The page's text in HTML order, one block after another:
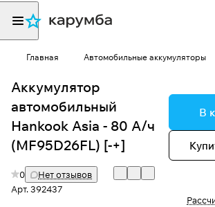
Главная Автомобильные аккумуляторы
Аккумулятор
автомобильный
Hankook Asia - 80 А/ч
(MF95D26FL) [-+]
0
Нет отзывов
Арт.392437
В